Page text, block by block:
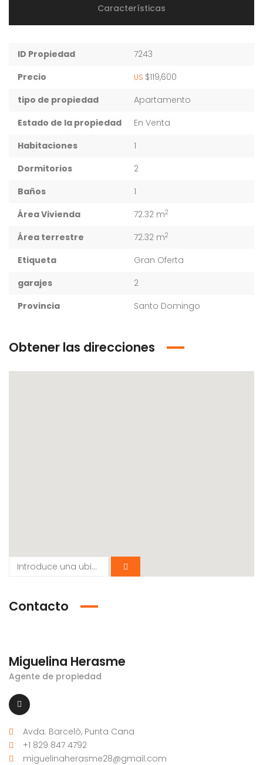
Características
ID Propiedad
7243
Precio
US $119,600
tipo de propiedad
Apartamento
Estado de la propiedad
En Venta
Habitaciones
1
Dormitorios
2
Baños
1
Área Vivienda
72.32 m2
Área terrestre 72.32 m2
Etiqueta
Gran Oferta
garajes
2
Provincia
Santo Domingo
Obtener las direcciones
Contacto
Miguelina Herasme
Agente de propiedad
Avda. Barcelò, Punta Cana
+1 829 847 4792
miguelinaherasme28@gmail.com